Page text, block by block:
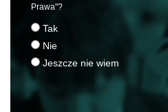
Prawa"?
Tak
Nie
Jeszcze nie wiem